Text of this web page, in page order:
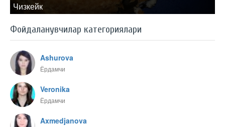
Чизкейк
Фойдаланувчилар категориялари
Ashurova
Ёрдамчи
Veronika
Ёрдамчи
Axmedjanova